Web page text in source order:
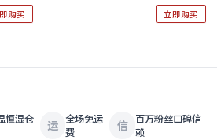
购买
立即购买
恒湿仓
运 全场免运
费
信 百万粉丝口碑信
赖